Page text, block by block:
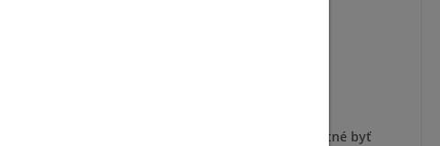
Pre zobrazenie informácií je nutné byť